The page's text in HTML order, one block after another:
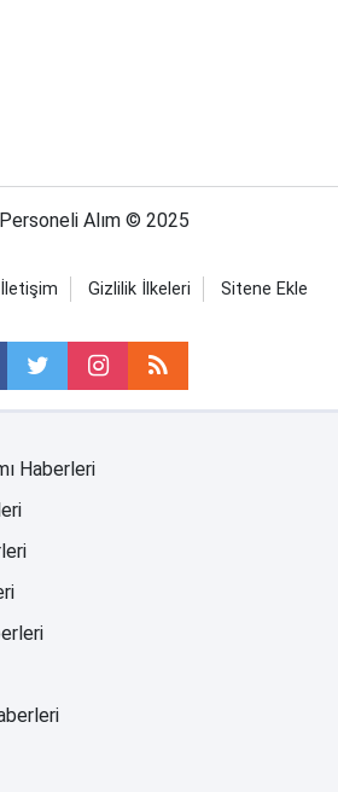
Alım © 2025
İletişim Gizlilik İlkeleri Sitene Ekle
Haberleri